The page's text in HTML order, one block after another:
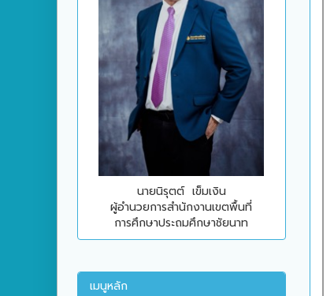
นายนิรุตต์ เข็มเงิน
ผู้อำนวยการสำนักงานเขตพื้นที่
การศึกษาประถมศึกษาชัยนาท
เมนูหลัก